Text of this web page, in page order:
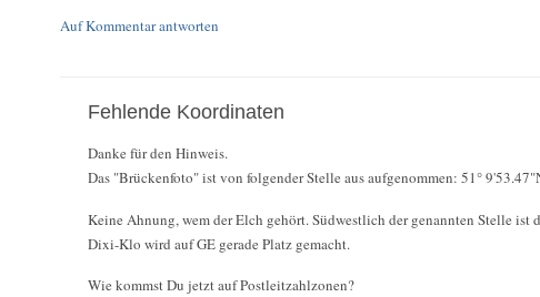
Auf Kommentar antworten
Fehlende Koordinaten
Danke für den Hinweis.
Das "Brückenfoto" ist von folgender Stelle aus aufgenommen: 51°
Keine Ahnung, wem der Elch gehört. Südwestlich der genannten Stelle ist
Dixi-Klo wird auf GE gerade Platz gemacht.
Wie kommst Du jetzt auf Postleitzahlzonen?